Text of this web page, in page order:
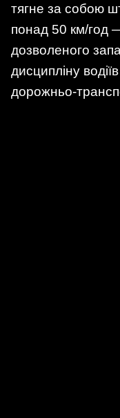
тягне за собою
понад 50 км/год
дозволеного
дисципліну
дорожньо-